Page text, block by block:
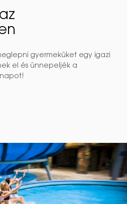
gyermeküket egy igazi
el és ünnepeljék a